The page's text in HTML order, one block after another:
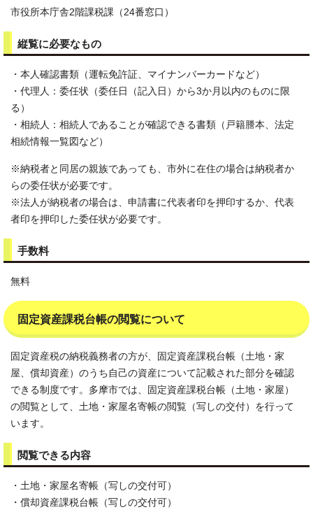
市役所本庁舎2階課税課（24番窓口）
縦覧に必要なもの
・本人確認書類（運転免許証、マイナンバーカードなど）
・代理人：委任状（委任日（記入日）から3か月以内のものに限
る）
・相続人：相続人であることが確認できる書類（戸籍謄本、法定
相続情報一覧図など）
※納税者と同居の親族であっても、市外に在住の場合は納税者か
らの委任状が必要です。
※法人が納税者の場合は、申請書に代表者印を押印するか、代表
者印を押印した委任状が必要です。
手数料
無料
固定資産課税台帳の閲覧について
固定資産税の納税義務者の方が、固定資産課税台帳（土地・家
屋、償却資産）のうち自己の資産について記載された部分を確認
できる制度です。多摩市では、固定資産課税台帳（土地・家屋）
の閲覧として、土地・家屋名寄帳の閲覧（写しの交付）を行って
います。
閲覧できる内容
・土地・家屋名寄帳（写しの交付可）
・償却資産課税台帳（写しの交付可）